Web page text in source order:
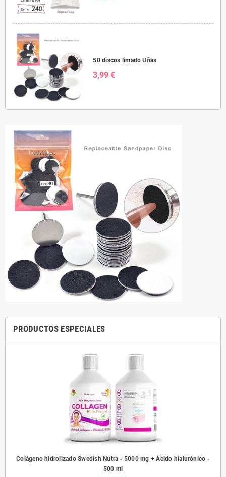
50 discos limado Uñas
3,99 €
PRODUCTOS ESPECIALES
Colágeno hidrolizado Swedish Nutra - 5000 mg + Ácido hialurónico -
500 ml